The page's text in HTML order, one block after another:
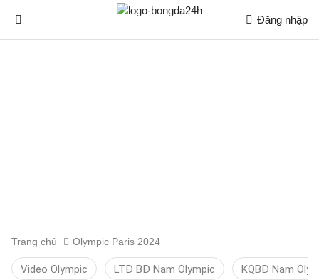
Đăng nhập
Trang chủ Olympic Paris 2024
Video Olympic LTĐ BĐ Nam Olympic KQBĐ Nam